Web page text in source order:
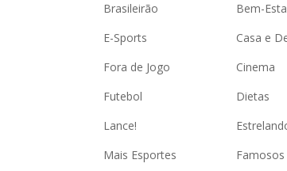
Brasileirão
E-Sports
Fora de Jogo
Futebol
Lance!
Mais Esportes
Bem-
Casa e
Cinema
Dietas
Famosos